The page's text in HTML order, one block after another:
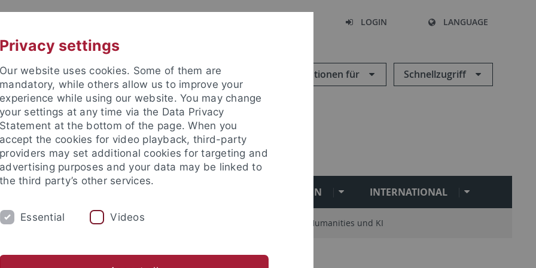
LOGIN LANGUAGE
Informationen für Schnellzugriff
PROMOTION/HABILITATION INTERNATIONAL
Akademieprojekte Digital Humanities und KI
Verbundforschung
Privacy settings
Our website uses cookies. Some of them are
mandatory, while others allow us to improve your
experience while using our website. You may change
your settings at any time via the Data Privacy
Statement at the bottom of the page. When you
accept the cookies for video playback, third-party
providers may set additional cookies for targeting and
advertising purposes and your data may be linked to
the third party’s other services.
Essential Videos